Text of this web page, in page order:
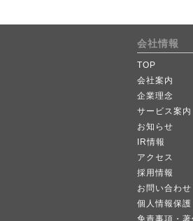
会社情報
TOP
会社案内
企業理念
サービス案内
お知らせ
IR情報
アクセス
採用情報
お問い合わせ
個人情報保護
免責事項・